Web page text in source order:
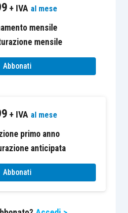
di contratti di locazione
di contratti di servizi
di affitto d’azienda
relativo
ricettive.
articolo 28, comma 3, D.L.
dall’ammontare dei ricavi
+ IVA al mese
mensile
mensile
Abbonati
+ IVA al mese
primo anno
anticipata
Abbonati